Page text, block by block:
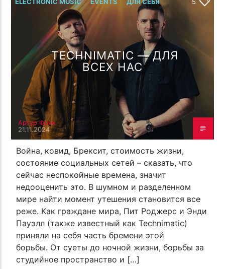
TROLL'S LOVE CHANT ( ЛЕТО
TROLL44 CCCP CREW MIX 33 )
TROLL FAMILY TRIPPING FOOL
TF6 Radio
ОТ СОЗДАТЕЛЯ
TECHNIMATIC — ДЛЯ
ВСЕХ НАС
Артур Фрик
21.11.2024
Война, ковид, Брексит, стоимость жизни,
состояние социальных сетей – сказать, что
сейчас неспокойные времена, значит
недооценить это. В шумном и разделенном
мире найти момент утешения становится все
реже. Как граждане мира, Пит Роджерс и Энди
Пауэлл (также известный как Technimatic)
приняли на себя часть бремени этой
борьбы. От суеты до ночной жизни, борьбы за
студийное пространство и […]